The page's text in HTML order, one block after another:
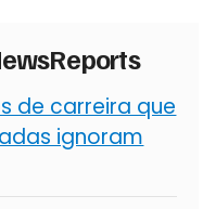
de carreira que
ignoram